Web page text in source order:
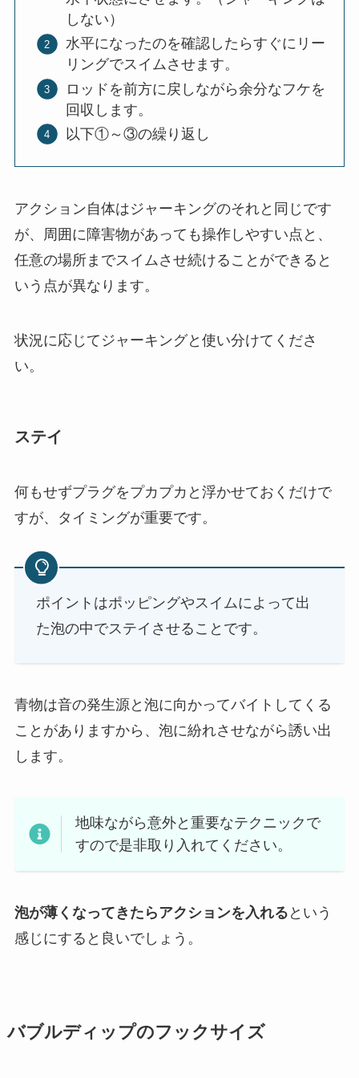
しない）
水平になったのを確認したらすぐにリー
リングでスイムさせます。
ロッドを前方に戻しながら余分なフケを
回収します。
以下①～③の繰り返し
アクション自体はジャーキングのそれと同じです
が、周囲に障害物があっても操作しやすい点と、
任意の場所までスイムさせ続けることができると
いう点が異なります。
状況に応じてジャーキングと使い分けてくださ
い。
ステイ
何もせずプラグをプカプカと浮かせておくだけで
すが、タイミングが重要です。
ポイントはポッピングやスイムによって出
た泡の中でステイさせることです。
青物は音の発生源と泡に向かってバイトしてくる
ことがありますから、泡に紛れさせながら誘い出
します。
地味ながら意外と重要なテクニックで
すので是非取り入れてください。
泡が薄くなってきたらアクションを入れる という
感じにすると良いでしょう。
バブルディップのフックサイズ